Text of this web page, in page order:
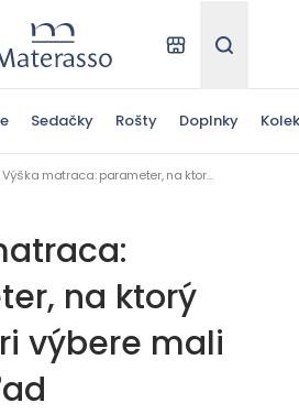
Materasso Kde kúpiťHľadať
Sedačky Rošty Doplnky
Výška matraca: parameter, na ktorý by ste pri výbere mali brať ohľad
na ktorý
výbere mali